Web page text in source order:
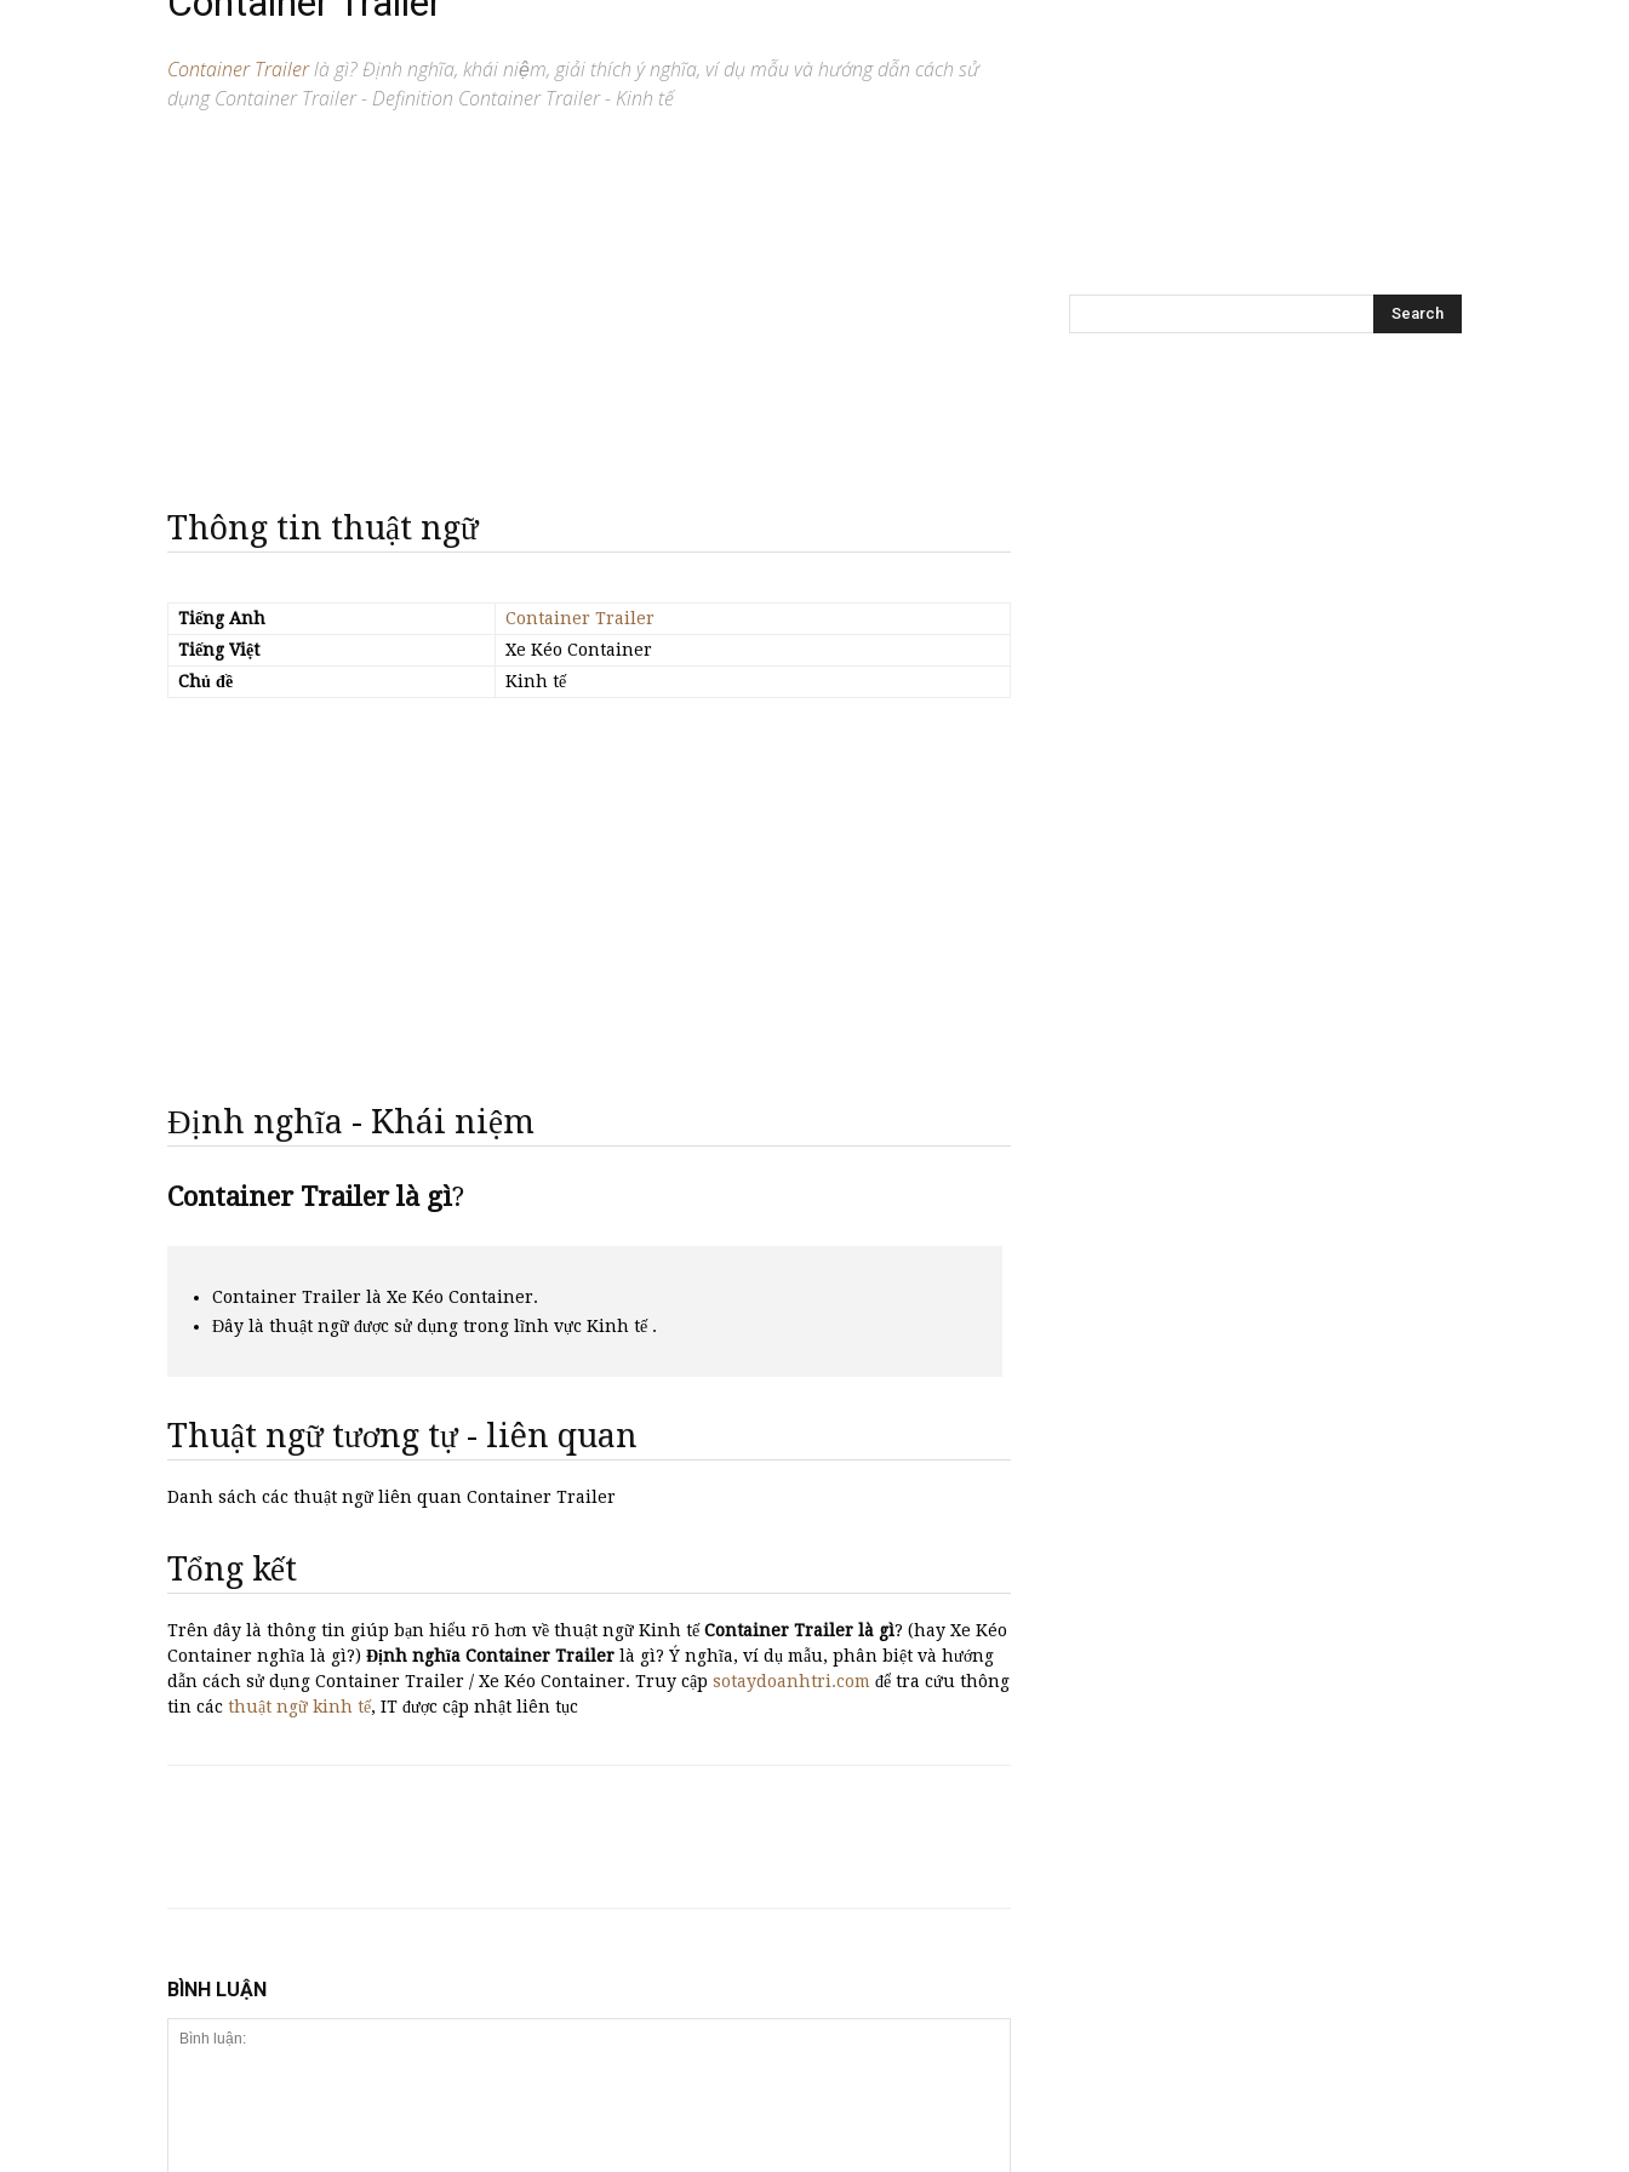
Container Trailerlà gì? Định nghĩa, khái niệm, giải thích ý nghĩa, ví dụ mẫu và hướng dẫn cách sử
dụng Container Trailer - Definition Container Trailer - Kinh tế
Thông tin thuật ngữ
Tiếng Anh
Container Trailer
Tiếng Việt
Xe Kéo Container
Chủ đề
Kinh tế
Định nghĩa - Khái niệm
Container Trailer là gì?
Container Trailer là Xe Kéo Container.
Đây là thuật ngữ được sử dụng trong lĩnh vực Kinh tế .
Thuật ngữ tương tự - liên quan
Danh sách các thuật ngữ liên quan Container Trailer
Tổng kết
Trên đây là thông tin giúp bạn hiểu rõ hơn về thuật ngữ Kinh tếContainer Trailer là gì? (hay Xe Kéo
Container nghĩa là gì?) Định nghĩa Container Trailer là gì? Ý nghĩa, ví dụ mẫu, phân biệt và hướng
dẫn cách sử dụng Container Trailer / Xe Kéo Container. Truy cập sotaydoanhtri.com để tra cứu thông
tin các thuật ngữ kinh tế, IT được cập nhật liên tục
BÌNH LUẬN